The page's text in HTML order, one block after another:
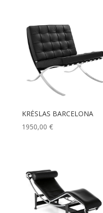
KRĖSLAS BARCELONA
1950,00 €